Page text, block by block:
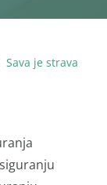
Sava je strava